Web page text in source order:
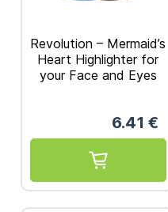
Revolution – Mermaid’s
Heart Highlighter for
your Face and Eyes
6.41 €